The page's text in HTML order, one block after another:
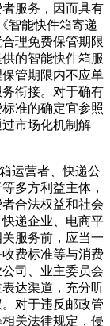
服务，因而具有
智能快件箱寄递
理免费保管期限
的智能快件箱服
管期限内不应单
衔接。对于确有
准的确定宜参照
市场化机制解
运营者、快递公
多方利益主体，
合法权益和社会
递企业、电商平
服务前，应当一
费标准等与消费
司、业主委员会
达渠道，充分听
对于违反邮政管
关法律规定，侵